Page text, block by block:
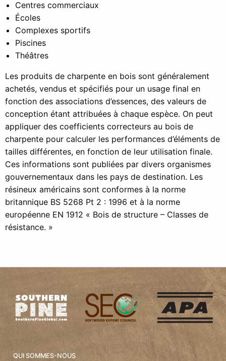
Centres commerciaux
Écoles
Complexes sportifs
Piscines
Théâtres
Les produits de charpente en bois sont généralement
achetés, vendus et spécifiés pour un usage final en
fonction des associations d’essences, des valeurs de
conception étant attribuées à chaque espèce. On peut
appliquer des coefficients correcteurs au bois de
charpente pour calculer les performances d’éléments de
tailles différentes, en fonction de leur utilisation finale.
Ces informations sont publiées par divers organismes
gouvernementaux dans les pays de destination. Les
résineux américains sont conformes à la norme
britannique BS 5268 Pt 2 : 1996 et à la norme
européenne EN 1912 « Bois de structure – Classes de
résistance. »
QUI SOMMES-NOUS